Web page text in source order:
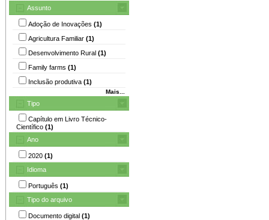
Assunto
Adoção de Inovações (1)
Agricultura Familiar (1)
Desenvolvimento Rural (1)
Family farms (1)
Inclusão produtiva (1)
Mais...
Tipo
Capítulo em Livro Técnico-
Científico (1)
Ano
2020 (1)
Idioma
Português (1)
Tipo do arquivo
Documento digital (1)